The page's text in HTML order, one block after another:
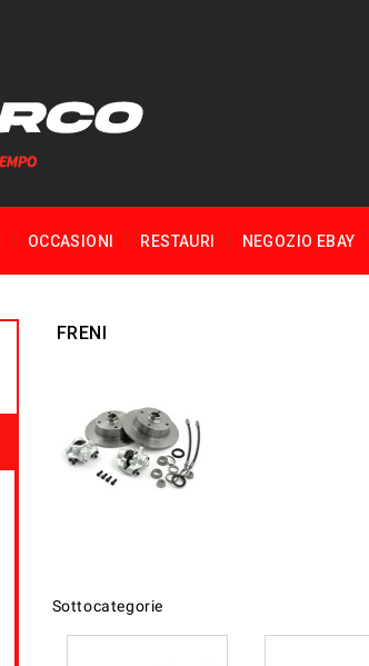
OCCASIONI RESTAURI NEGOZIO EBAY
FRENI
Sottocategorie